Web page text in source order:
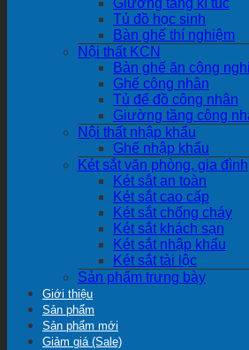
Giường tầng kí túc
Tủ đồ học sinh
Bàn ghế thí nghiệm
Nội thất KCN
Bàn ghế ăn công
Ghế công nhân
Tủ để đồ công nhân
Giường tầng công
Nội thất nhập khẩu
Ghế nhập khẩu
Két sắt văn phòng, gia đình
Két sắt an toàn
Két sắt cao cấp
Két sắt chống cháy
Két sắt khách sạn
Két sắt nhập khẩu
Két sắt tài lộc
Sản phẩm trưng bày
Giới thiệu
Sản phẩm
Sản phẩm mới
Giảm giá (Sale)